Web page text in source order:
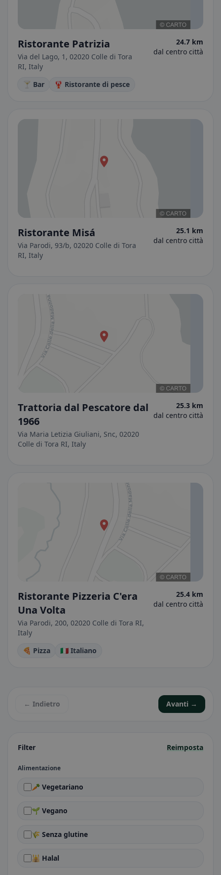
Filter Reimposta
Alimentazione
🥕 Vegetariano
🌱 Vegano
🌾 Senza glutine
🕌 Halal
Ristorante Patrizia
Via del Lago, 1, 02020 Colle di Tora
RI, Italy
24.7 km
dal centro città
🍸 Bar 🦞 Ristorante di pesce
Ristorante Misá
Via Parodi, 93/b, 02020 Colle di Tora
RI, Italy
25.1 km
dal centro città
Trattoria dal Pescatore dal
1966
Via Maria Letizia Giuliani, Snc, 02020
Colle di Tora RI, Italy
25.3 km
dal centro città
Ristorante Pizzeria C'era
Una Volta
Via Parodi, 200, 02020 Colle di Tora RI,
Italy
25.4 km
dal centro città
🍕 Pizza 🇮🇹 Italiano
← Indietro Avanti →